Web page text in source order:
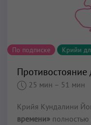
По подписке Крийи
25 мин – 51 мин
Крийя Кундалини
времени» полностью